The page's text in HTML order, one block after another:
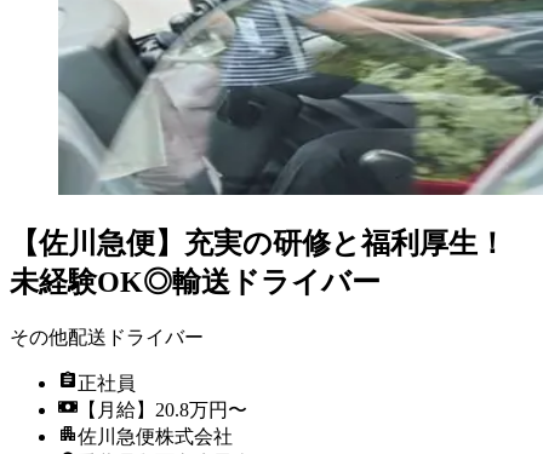
【佐川急便】充実の研修と福利厚生！
未経験OK◎輸送ドライバー
その他配送ドライバー
正社員
【月給】20.8万円〜
佐川急便株式会社